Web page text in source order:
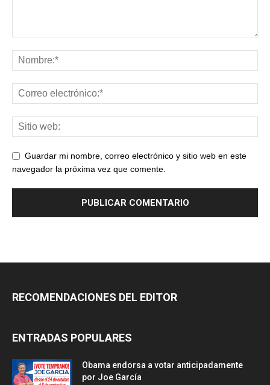
Guardar mi nombre, correo electrónico y sitio web en este
navegador la próxima vez que comente.
RECOMENDACIONES DEL EDITOR
ENTRADAS POPULARES
Obama endorsa a votar anticipadamente
por Joe García